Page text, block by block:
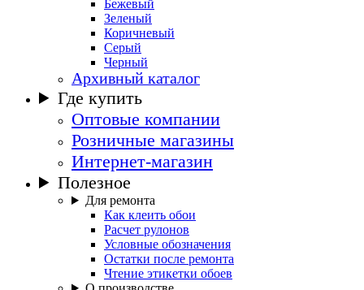
Бежевый
Зеленый
Коричневый
Серый
Черный
Архивный каталог
Где купить
Оптовые компании
Розничные магазины
Интернет-магазин
Полезное
Для ремонта
Как клеить обои
Расчет рулонов
Условные обозначения
Остатки после ремонта
Чтение этикетки обоев